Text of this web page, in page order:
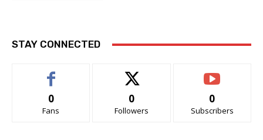
STAY CONNECTED
0
Fans
0
Followers
0
Subscribers